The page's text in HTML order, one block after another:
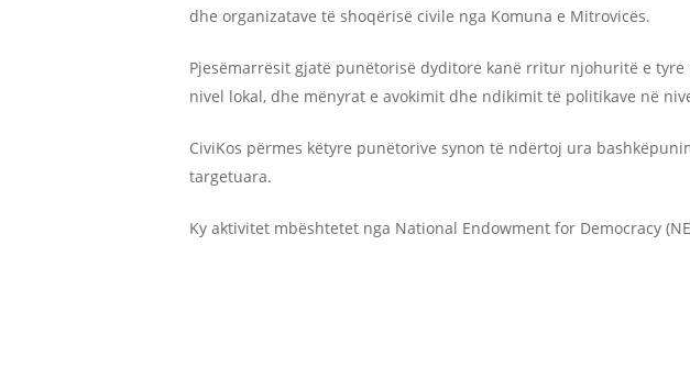
dhe organizatave të shoqërisë civile nga Komuna e Mitrovicës.
Pjesëmarrësit gjatë punëtorisë dyditore kanë rritur njohuritë e
nivel lokal, dhe mënyrat e avokimit dhe ndikimit të politikave në
CiviKos përmes këtyre punëtorive synon të ndërtoj ura
targetuara.
Ky aktivitet mbështetet nga National Endowment for Democracy